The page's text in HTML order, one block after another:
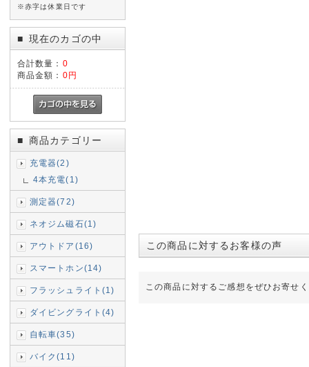
※赤字は休業日です
■ 現在のカゴの中
合計数量： 0
商品金額： 0円
■ 商品カテゴリー
充電器(2)
4本充電(1)
測定器(72)
ネオジム磁石(1)
アウトドア(16)
スマートホン(14)
フラッシュライト(1)
ダイビングライト(4)
自転車(35)
バイク(11)
この商品に対するお客様の声
この商品に対するご感想をぜひお寄せ